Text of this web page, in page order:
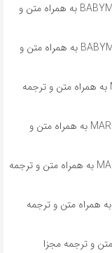
آهنگ انگلیسی SUPA DUPA LUV از BABYMONSTER به همراه متن و
آهنگ انگلیسی کره‌ای WE GO UP از BABYMONSTER به همراه متن و
آهنگ انگلیسی ROLLERCOASTER از MARINA به همراه متن و ترجمه
آهنگ انگلیسی PRINCESS OF POWER از MARINA به همراه متن و
آهنگ انگلیسی METALLIC STALLION از MARINA به همراه متن و ترجمه
آهنگ انگلیسی JE NE SAIS QUOI از MARINA به همراه متن و ترجمه